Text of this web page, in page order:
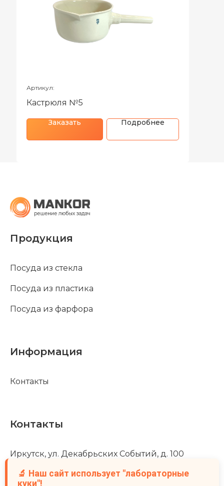
Артикул:
Кастрюля №5
Заказать Подробнее
Продукция
Посуда из стекла
Посуда из пластика
Посуда из фарфора
Информация
Контакты
Контакты
Иркутск, ул. Декабрьских Событий, д. 100
+7 (3952) 488-502
🔬 Наш сайт использует "лабораторные
куки"!